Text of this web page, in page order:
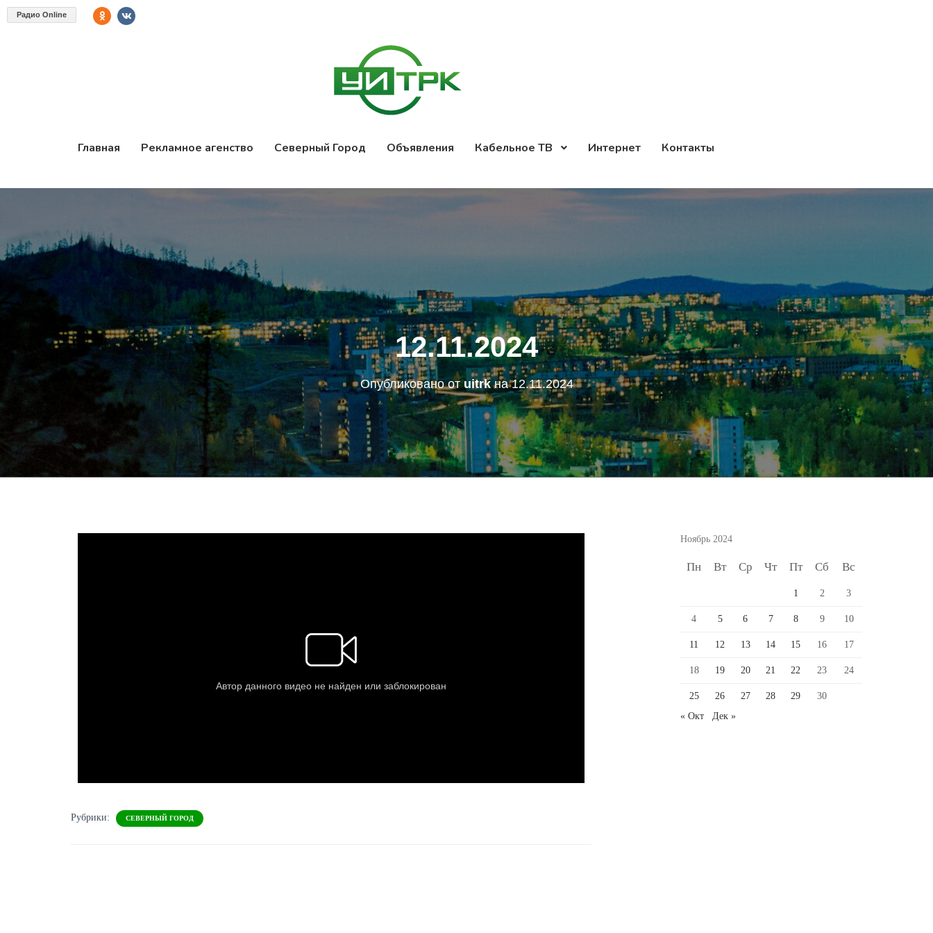
Радио Online
Главная Рекламное агенство Северный Город Объявления Кабельное ТВ Интернет Контакты
12.11.2024
Опубликовано отuitrkна12.11.2024
Рубрики: СЕВЕРНЫЙ ГОРОД
Ноябрь 2024
Пн Вт Ср Чт Пт Сб Вс
1 2 3
4 5 6 7 8 9 10
11 12 13 14 15 16 17
18 19 20 21 22 23 24
25 26 27 28 29
30
« Окт
Дек »